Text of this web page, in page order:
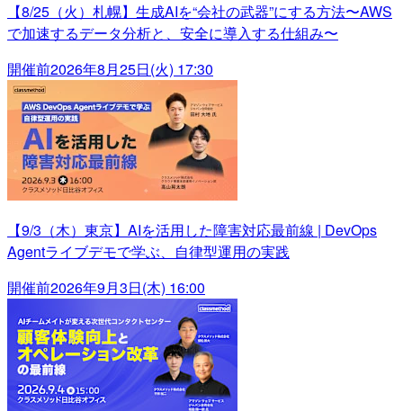
【8/25（火）札幌】生成AIを“会社の武器”にする方法〜AWS
で加速するデータ分析と、安全に導入する仕組み〜
開催前2026年8月25日(火) 17:30
【9/3（木）東京】AIを活用した障害対応最前線 | DevOps
Agentライブデモで学ぶ、自律型運用の実践
開催前2026年9月3日(木) 16:00